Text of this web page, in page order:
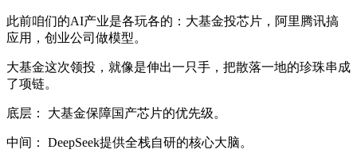
此前咱们的AI产业是各玩各的：大基金投芯片，阿里腾讯搞
应用，创业公司做模型。
大基金这次领投，就像是伸出一只手，把散落一地的珍珠串成
了项链。
底层： 大基金保障国产芯片的优先级。
中间： DeepSeek提供全栈自研的核心大脑。